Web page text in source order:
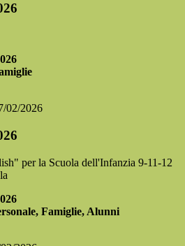
02/2026
per la Scuola dell'Infanzia 9-11-12
Famiglie, Alunni